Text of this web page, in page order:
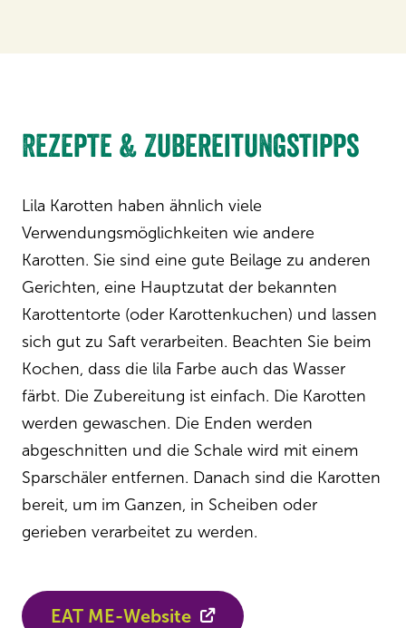
Rezepte & Zubereitungstipps
Lila Karotten haben ähnlich viele
Verwendungsmöglichkeiten wie andere
Karotten. Sie sind eine gute Beilage zu anderen
Gerichten, eine Hauptzutat der bekannten
Karottentorte (oder Karottenkuchen) und lassen
sich gut zu Saft verarbeiten. Beachten Sie beim
Kochen, dass die lila Farbe auch das Wasser
färbt. Die Zubereitung ist einfach. Die Karotten
werden gewaschen. Die Enden werden
abgeschnitten und die Schale wird mit einem
Sparschäler entfernen. Danach sind die Karotten
bereit, um im Ganzen, in Scheiben oder
gerieben verarbeitet zu werden.
EAT ME-Website